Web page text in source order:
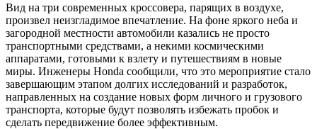
Вид на три современных кроссовера, парящих в воздухе,
произвел неизгладимое впечатление. На фоне яркого неба и
загородной местности автомобили казались не просто
транспортными средствами, а некими космическими
аппаратами, готовыми к взлету и путешествиям в новые
миры. Инженеры Honda сообщили, что это мероприятие стало
завершающим этапом долгих исследований и разработок,
направленных на создание новых форм личного и грузового
транспорта, которые будут позволять избежать пробок и
сделать передвижение более эффективным.